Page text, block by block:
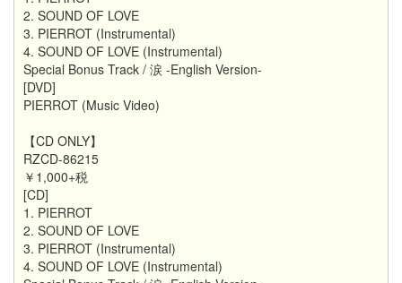
2. SOUND OF LOVE
3. PIERROT (Instrumental)
4. SOUND OF LOVE (Instrumental)
Special Bonus Track / 涙 -English Version-
[DVD]
PIERROT (Music Video)
【CD ONLY】
RZCD-86215
￥1,000+税
[CD]
1. PIERROT
2. SOUND OF LOVE
3. PIERROT (Instrumental)
4. SOUND OF LOVE (Instrumental)